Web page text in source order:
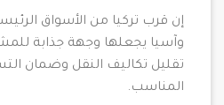
إن قرب تركيا من الأسواق
وآسيا يجعلها وجهة جذابة
تقليل تكاليف النقل وضمان
المناسب.